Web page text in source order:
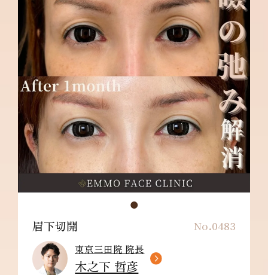
No.0483
眉下切開
東京三田院 院長
木之下 哲彦